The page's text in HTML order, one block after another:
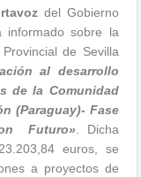
del Gobierno
informado sobre la
de Sevilla
al desarrollo
de la Comunidad
(Paraguay)- Fase
Futuro» . Dicha
euros, se
a proyectos de